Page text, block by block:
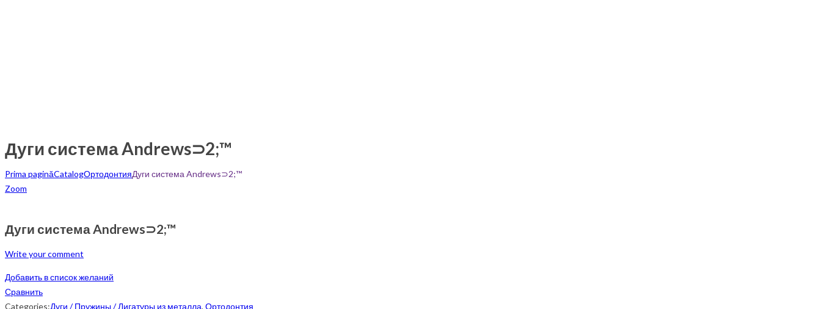
Дуги система Andrews⊃2;™
Prima paginăCatalogОртодонтияДуги система Andrews⊃2;™
Zoom
Дуги система Andrews⊃2;™
Write your comment
Добавить в список желаний
Сравнить
Categories:Дуги / Пружины / Лигатуры из металла, Ортодонтия